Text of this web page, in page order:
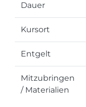
Dauer
Kursort
Entgelt
Mitzubringen
/ Materialien